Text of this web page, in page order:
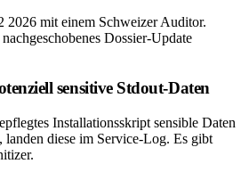
2026 mit einem Schweizer Auditor.
Dossier-Update
sensitive Stdout-Daten
Installationsskript sensible Daten
diese im Service-Log. Es gibt